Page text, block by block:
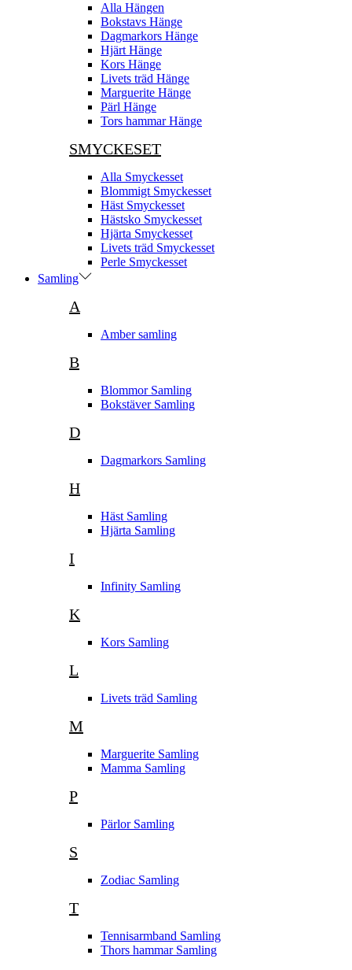
Alla Hängen
Bokstavs Hänge
Dagmarkors Hänge
Hjärt Hänge
Kors Hänge
Livets träd Hänge
Marguerite Hänge
Pärl Hänge
Tors hammar Hänge
SMYCKESET
Alla Smyckesset
Blommigt Smyckesset
Häst Smyckesset
Hästsko Smyckesset
Hjärta Smyckesset
Livets träd Smyckesset
Perle Smyckesset
Samling
A
Amber samling
B
Blommor Samling
Bokstäver Samling
D
Dagmarkors Samling
H
Häst Samling
Hjärta Samling
I
Infinity Samling
K
Kors Samling
L
Livets träd Samling
M
Marguerite Samling
Mamma Samling
P
Pärlor Samling
S
Zodiac Samling
T
Tennisarmband Samling
Thors hammar Samling